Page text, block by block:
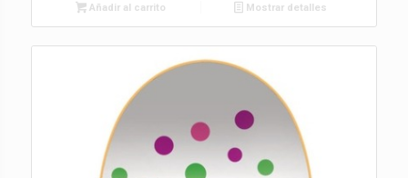
Añadir al carrito Mostrar detalles